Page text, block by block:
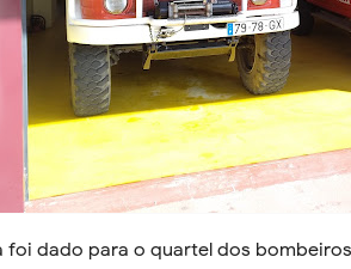
foi dado para o quartel dos